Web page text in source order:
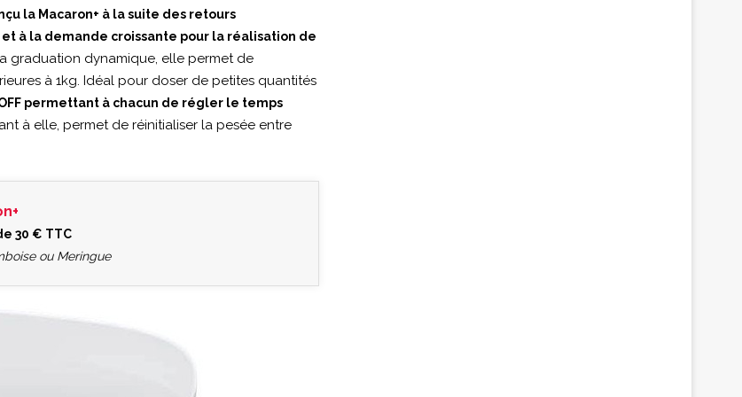
la Macaron+ à la suite des retours
à la demande croissante pour la réalisation de
graduation dynamique, elle permet de
à 1kg. Idéal pour doser de petites quantités
permettant à chacun de régler le temps
à elle, permet de réinitialiser la pesée entre
30 € TTC
ou Meringue